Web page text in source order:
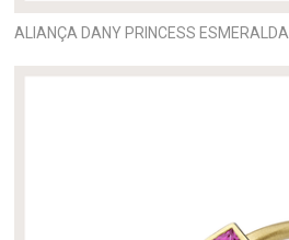
ALIANÇA DANY PRINCESS ESMERALDA